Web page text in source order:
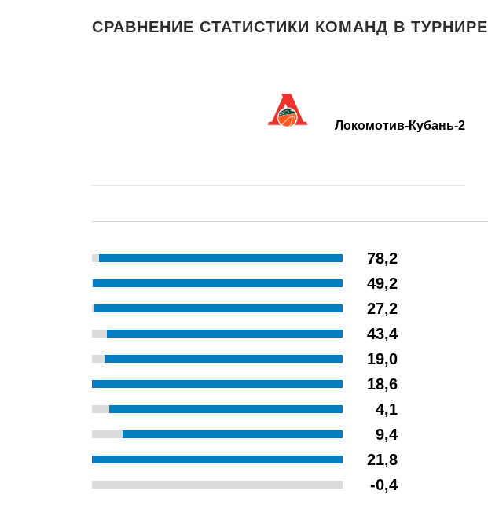
СРАВНЕНИЕ СТАТИСТИКИ КОМАНД В ТУРНИРЕ
Локомотив-Кубань-2
78,2
49,2
27,2
43,4
19,0
18,6
4,1
9,4
21,8
-0,4